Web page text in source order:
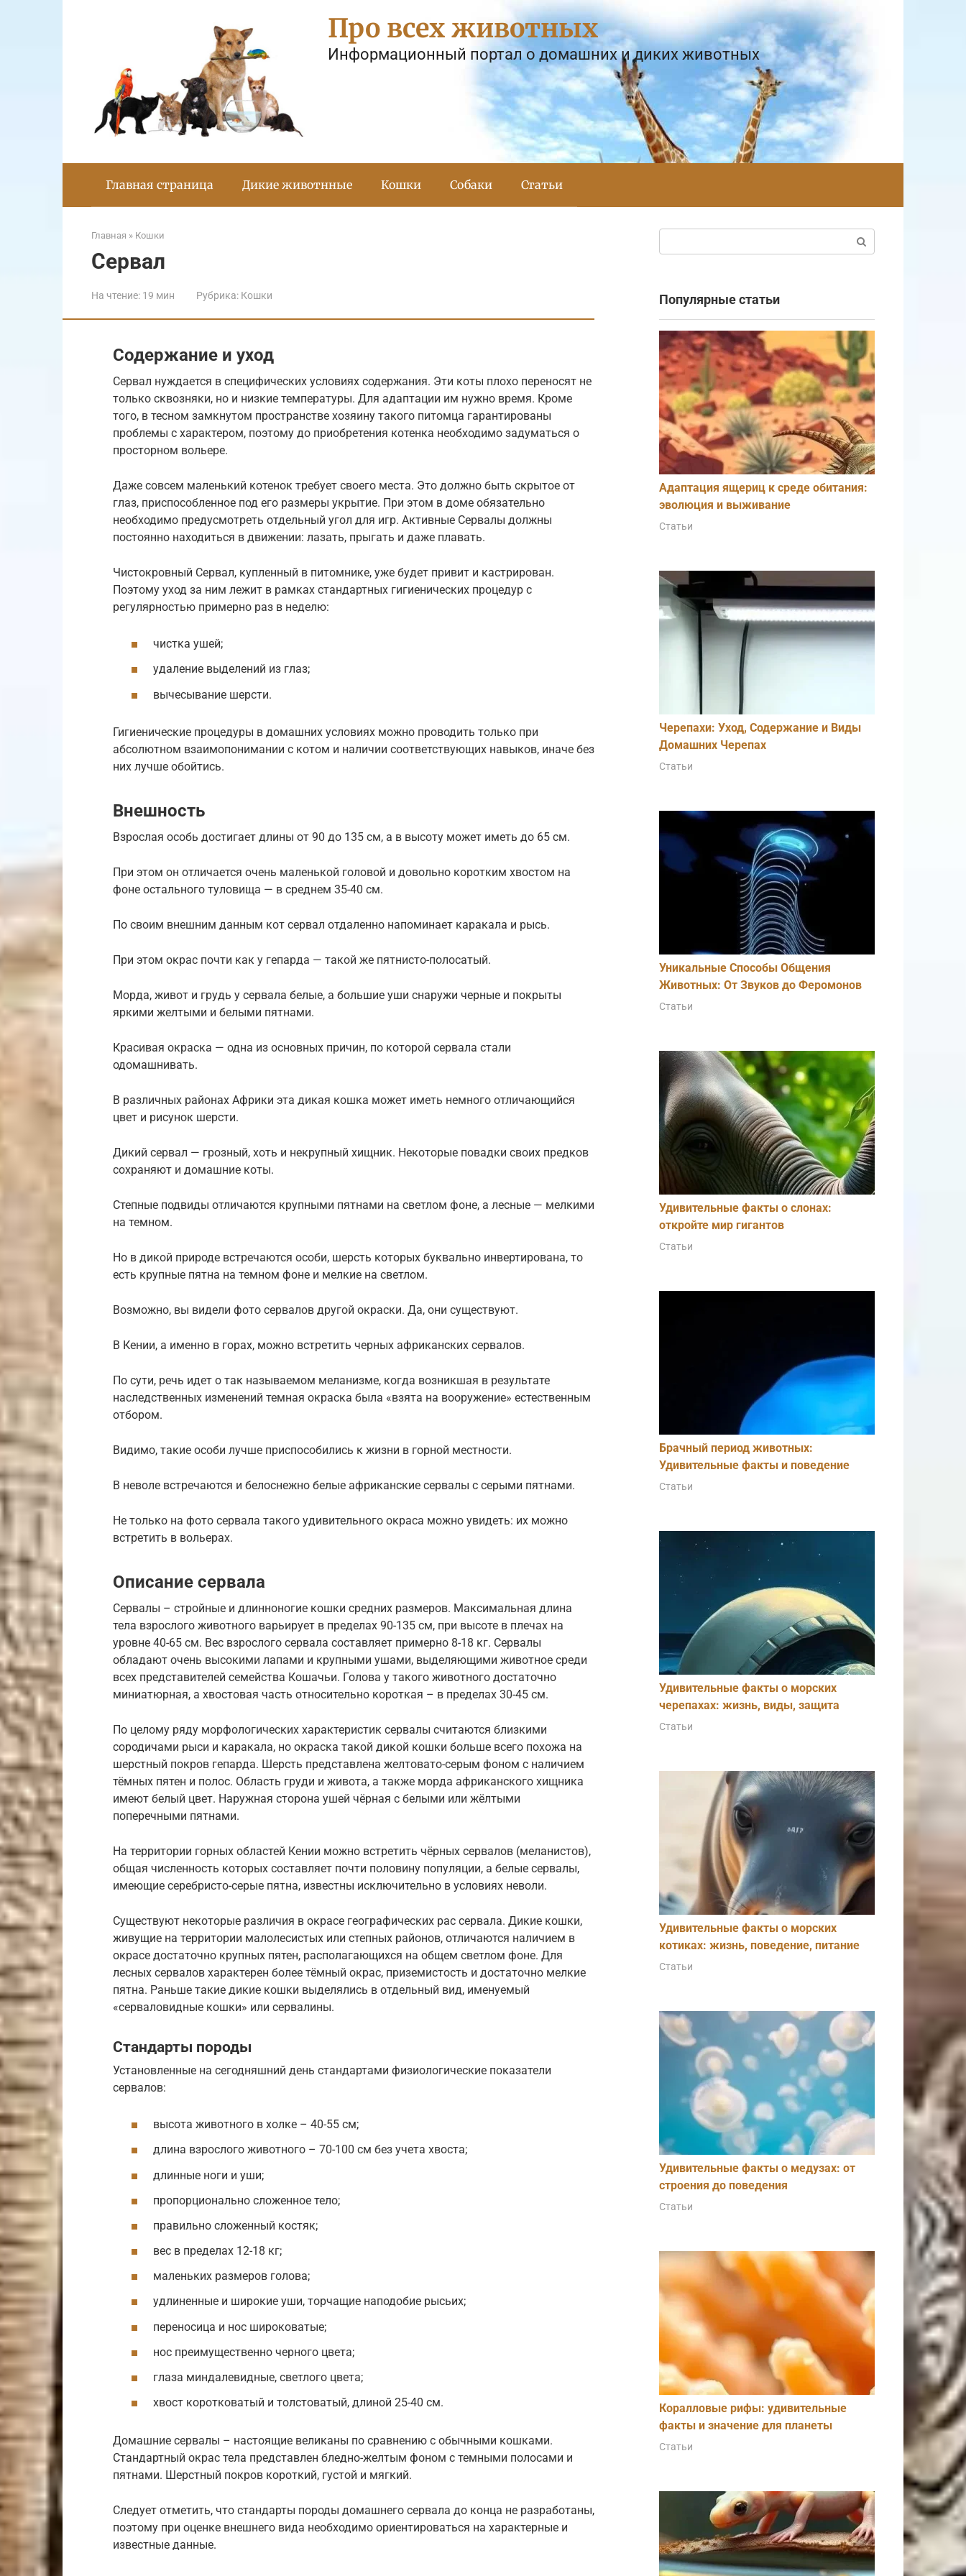
Про всех животных
Информационный портал о домашних и диких животных
Главная страница Дикие животнные Кошки Собаки Статьи
Главная » Кошки
Сервал
На чтение: 19 мин Рубрика: Кошки
Содержание и уход
Сервал нуждается в специфических условиях содержания. Эти коты плохо переносят не
только сквозняки, но и низкие температуры. Для адаптации им нужно время. Кроме
того, в тесном замкнутом пространстве хозяину такого питомца гарантированы
проблемы с характером, поэтому до приобретения котенка необходимо задуматься о
просторном вольере.
Даже совсем маленький котенок требует своего места. Это должно быть скрытое от
глаз, приспособленное под его размеры укрытие. При этом в доме обязательно
необходимо предусмотреть отдельный угол для игр. Активные Сервалы должны
постоянно находиться в движении: лазать, прыгать и даже плавать.
Чистокровный Сервал, купленный в питомнике, уже будет привит и кастрирован.
Поэтому уход за ним лежит в рамках стандартных гигиенических процедур с
регулярностью примерно раз в неделю:
чистка ушей;
удаление выделений из глаз;
вычесывание шерсти.
Гигиенические процедуры в домашних условиях можно проводить только при
абсолютном взаимопонимании с котом и наличии соответствующих навыков, иначе без
них лучше обойтись.
Внешность
Взрослая особь достигает длины от 90 до 135 см, а в высоту может иметь до 65 см.
При этом он отличается очень маленькой головой и довольно коротким хвостом на
фоне остального туловища — в среднем 35-40 см.
По своим внешним данным кот сервал отдаленно напоминает каракала и рысь.
При этом окрас почти как у гепарда — такой же пятнисто-полосатый.
Морда, живот и грудь у сервала белые, а большие уши снаружи черные и покрыты
яркими желтыми и белыми пятнами.
Красивая окраска — одна из основных причин, по которой сервала стали
одомашнивать.
В различных районах Африки эта дикая кошка может иметь немного отличающийся
цвет и рисунок шерсти.
Дикий сервал — грозный, хоть и некрупный хищник. Некоторые повадки своих предков
сохраняют и домашние коты.
Степные подвиды отличаются крупными пятнами на светлом фоне, а лесные — мелкими
на темном.
Но в дикой природе встречаются особи, шерсть которых буквально инвертирована, то
есть крупные пятна на темном фоне и мелкие на светлом.
Возможно, вы видели фото сервалов другой окраски. Да, они существуют.
В Кении, а именно в горах, можно встретить черных африканских сервалов.
По сути, речь идет о так называемом меланизме, когда возникшая в результате
наследственных изменений темная окраска была «взята на вооружение» естественным
отбором.
Видимо, такие особи лучше приспособились к жизни в горной местности.
В неволе встречаются и белоснежно белые африканские сервалы с серыми пятнами.
Не только на фото сервала такого удивительного окраса можно увидеть: их можно
встретить в вольерах.
Описание сервала
Сервалы – стройные и длинноногие кошки средних размеров. Максимальная длина
тела взрослого животного варьирует в пределах 90-135 см, при высоте в плечах на
уровне 40-65 см. Вес взрослого сервала составляет примерно 8-18 кг. Сервалы
обладают очень высокими лапами и крупными ушами, выделяющими животное среди
всех представителей семейства Кошачьи. Голова у такого животного достаточно
миниатюрная, а хвостовая часть относительно короткая – в пределах 30-45 см.
По целому ряду морфологических характеристик сервалы считаются близкими
сородичами рыси и каракала, но окраска такой дикой кошки больше всего похожа на
шерстный покров гепарда. Шерсть представлена желтовато-серым фоном с наличием
тёмных пятен и полос. Область груди и живота, а также морда африканского хищника
имеют белый цвет. Наружная сторона ушей чёрная с белыми или жёлтыми
поперечными пятнами.
На территории горных областей Кении можно встретить чёрных сервалов (меланистов),
общая численность которых составляет почти половину популяции, а белые сервалы,
имеющие серебристо-серые пятна, известны исключительно в условиях неволи.
Существуют некоторые различия в окрасе географических рас сервала. Дикие кошки,
живущие на территории малолесистых или степных районов, отличаются наличием в
окрасе достаточно крупных пятен, располагающихся на общем светлом фоне. Для
лесных сервалов характерен более тёмный окрас, приземистость и достаточно мелкие
пятна. Раньше такие дикие кошки выделялись в отдельный вид, именуемый
«серваловидные кошки» или сервалины.
Стандарты породы
Установленные на сегодняшний день стандартами физиологические показатели
сервалов:
высота животного в холке – 40-55 см;
длина взрослого животного – 70-100 см без учета хвоста;
длинные ноги и уши;
пропорционально сложенное тело;
правильно сложенный костяк;
вес в пределах 12-18 кг;
маленьких размеров голова;
удлиненные и широкие уши, торчащие наподобие рысьих;
переносица и нос широковатые;
нос преимущественно черного цвета;
глаза миндалевидные, светлого цвета;
хвост коротковатый и толстоватый, длиной 25-40 см.
Домашние сервалы – настоящие великаны по сравнению с обычными кошками.
Стандартный окрас тела представлен бледно-желтым фоном с темными полосами и
пятнами. Шерстный покров короткий, густой и мягкий.
Следует отметить, что стандарты породы домашнего сервала до конца не разработаны,
поэтому при оценке внешнего вида необходимо ориентироваться на характерные и
известные данные.
Популярные статьи
Адаптация ящериц к среде обитания:
эволюция и выживание
Статьи
Черепахи: Уход, Содержание и Виды
Домашних Черепах
Статьи
Уникальные Способы Общения
Животных: От Звуков до Феромонов
Статьи
Удивительные факты о слонах:
откройте мир гигантов
Статьи
Брачный период животных:
Удивительные факты и поведение
Статьи
Удивительные факты о морских
черепахах: жизнь, виды, защита
Статьи
Удивительные факты о морских
котиках: жизнь, поведение, питание
Статьи
Удивительные факты о медузах: от
строения до поведения
Статьи
Коралловые рифы: удивительные
факты и значение для планеты
Статьи